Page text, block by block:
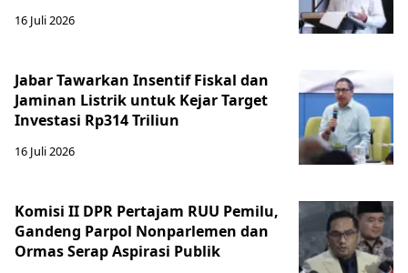
16 Juli 2026
Jabar Tawarkan Insentif Fiskal dan
Jaminan Listrik untuk Kejar Target
Investasi Rp314 Triliun
16 Juli 2026
Komisi II DPR Pertajam RUU Pemilu,
Gandeng Parpol Nonparlemen dan
Ormas Serap Aspirasi Publik